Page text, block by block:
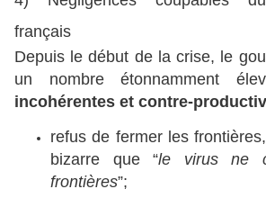
français
Depuis le début de la crise, le
un nombre étonnamment
incohérentes et contre-
refus de fermer les
bizarre que “le virus ne
frontières”;